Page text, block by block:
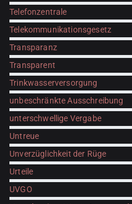
Telefonzentrale
Telekommunikationsgesetz
Transparanz
Transparent
Trinkwasserversorgung
unbeschränkte Ausschreibung
unterschwellige Vergabe
Untreue
Unverzüglichkeit der Rüge
Urteile
UVGO